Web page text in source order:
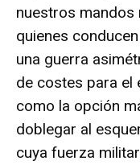
nuestros mandos
quienes
una guerra
de costes para el
como la opción
doblegar al
cuya fuerza